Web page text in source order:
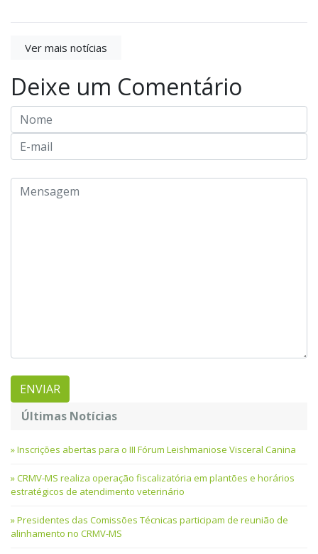
Ver mais notícias
Deixe um Comentário
Últimas Notícias
Inscrições abertas para o III Fórum Leishmaniose Visceral Canina
CRMV-MS realiza operação fiscalizatória em plantões e horários
estratégicos de atendimento veterinário
Presidentes das Comissões Técnicas participam de reunião de
alinhamento no CRMV-MS